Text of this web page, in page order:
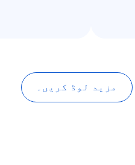
مزید لوڈ کریں۔